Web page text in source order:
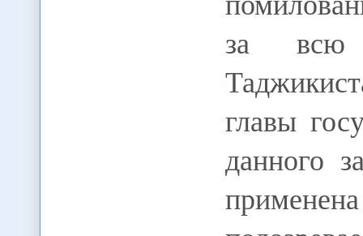
за всю
главы
данного